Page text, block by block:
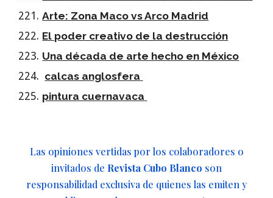
Arte: Zona Maco vs Arco Madrid
El poder creativo de la destrucción
Una década de arte hecho en México
calcas anglosfera
pintura cuernavaca
Las opiniones vertidas por los colaboradores o
invitados de Revista Cubo Blanco son
responsabilidad exclusiva de quienes las emiten y